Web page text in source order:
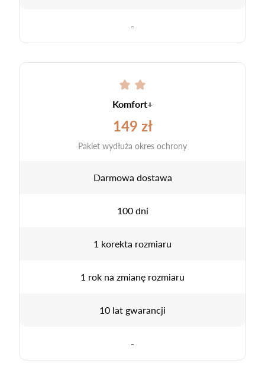
-
Komfort+
149 zł
Pakiet wydłuża okres ochrony
Darmowa dostawa
100 dni
1 korekta rozmiaru
1 rok na zmianę rozmiaru
10 lat gwarancji
-